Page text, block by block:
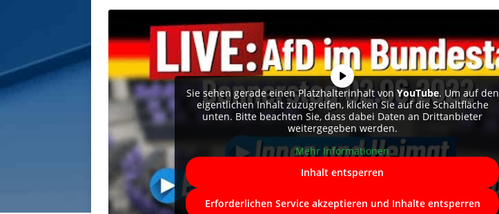
Sie sehen gerade einen Platzhalterinhalt von YouTube. Um auf den
eigentlichen Inhalt zuzugreifen, klicken Sie auf die Schaltfläche
unten. Bitte beachten Sie, dass dabei Daten an Drittanbieter
weitergegeben werden.
Mehr Informationen
Inhalt entsperren
Erforderlichen Service akzeptieren und Inhalte entsperren